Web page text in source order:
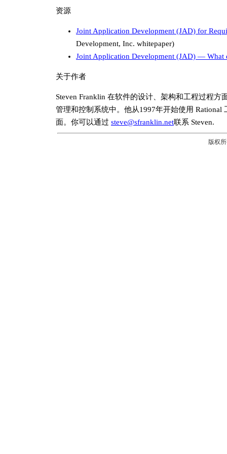
资源
Joint Application Development (JAD) for
Development, Inc. whitepaper)
Joint Application Development (JAD) — What
关于作者
Steven Franklin 在软件的设计、架构和工程过程
管理和控制系统中。他从1997年开始使用
面。你可以通过 steve@sfranklin.net联系 Steven.
版权